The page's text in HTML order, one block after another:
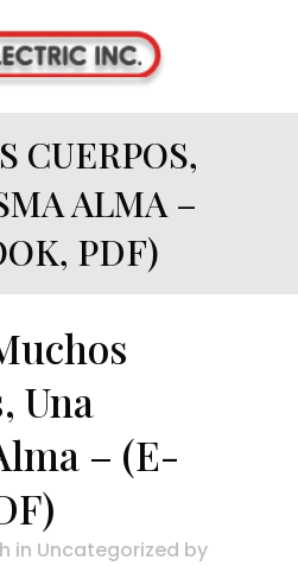
CUERPOS,
ALMA –
PDF)
Una
– (E-
in Uncategorized by